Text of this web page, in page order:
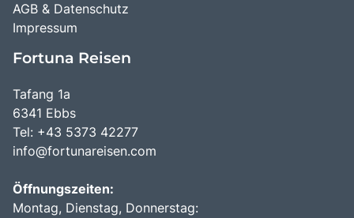
AGB & Datenschutz
Impressum
Fortuna Reisen
Tafang 1a
6341 Ebbs
Tel: +43 5373 42277
info@fortunareisen.com
Öffnungszeiten:
Montag, Dienstag, Donnerstag: